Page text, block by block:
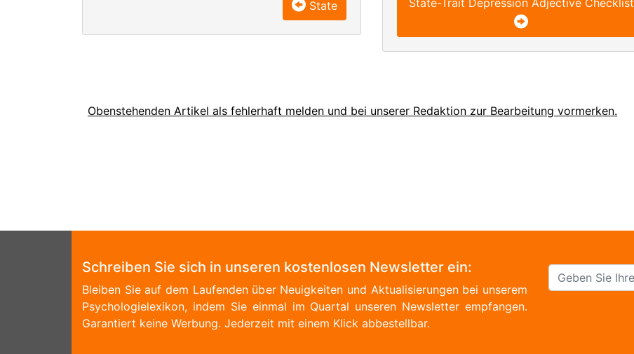
State State-Trait Depression Adjective Checklist
Obenstehenden Artikel als fehlerhaft melden und bei unserer Redaktion zur Bearbeitung vormerken.
Schreiben Sie sich in unseren kostenlosen Newsletter ein:
Bleiben Sie auf dem Laufenden über Neuigkeiten und Aktualisierungen bei unserem
Psychologielexikon, indem Sie einmal im Quartal unseren Newsletter empfangen.
Garantiert keine Werbung. Jederzeit mit einem Klick abbestellbar.